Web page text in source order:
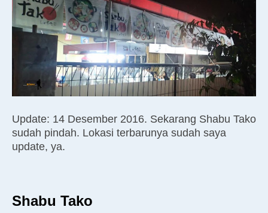
Update: 14 Desember 2016. Sekarang Shabu Tako
sudah pindah. Lokasi terbarunya sudah saya
update, ya.
Shabu Tako